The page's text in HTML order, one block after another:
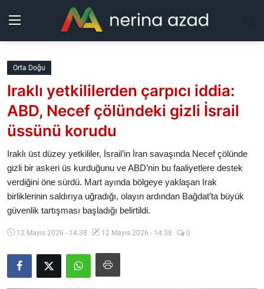
Kurdistan
Bölgeler
Yaşam
Güncel
Analiz
Makaleler
Video
Orta Doğu
Iraklı yetkililerden çarpıcı iddia:
ABD, Necef çölündeki gizli İsrail
üssünü korudu
Iraklı üst düzey yetkililer, İsrail’in İran savaşında Necef çölünde
gizli bir askeri üs kurduğunu ve ABD’nin bu faaliyetlere destek
verdiğini öne sürdü. Mart ayında bölgeye yaklaşan Irak
birliklerinin saldırıya uğradığı, olayın ardından Bağdat’ta büyük
güvenlik tartışması başladığı belirtildi.
12 Mayıs 2026 - 14:38 12 Mayıs 2026 - 14:38 0